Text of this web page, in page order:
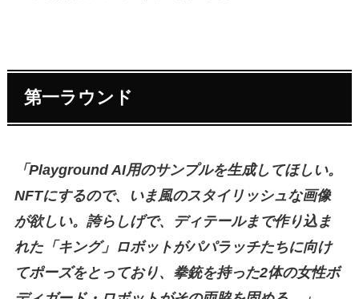
第一ラウンド
「Playground AI用のサンプルを生成してほしい。
NFTにするので、いま風のスタイリッシュな画像
が欲しい。誇らしげで、ディテールまで作り込ま
れた「キング」ロボットがパパラッチたちに向け
てポーズをとっており、拳銃を持った2体の女性ボ